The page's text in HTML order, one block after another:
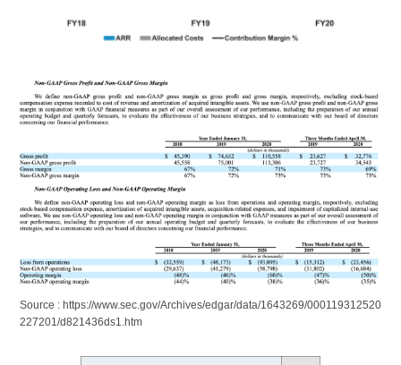
Source : https://www.sec.gov/Archives/edgar/data/1643269/000119312520
227201/d821436ds1.htm